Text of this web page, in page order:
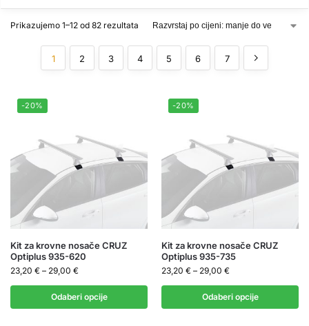
Prikazujemo 1–12 od 82 rezultata
1 2 3 4 5 6 7
-20%
Kit za krovne nosače CRUZ
Optiplus 935-620
23,20 € – 29,00 €
Odaberi opcije
-20%
Kit za krovne nosače CRUZ
Optiplus 935-735
23,20 € – 29,00 €
Odaberi opcije